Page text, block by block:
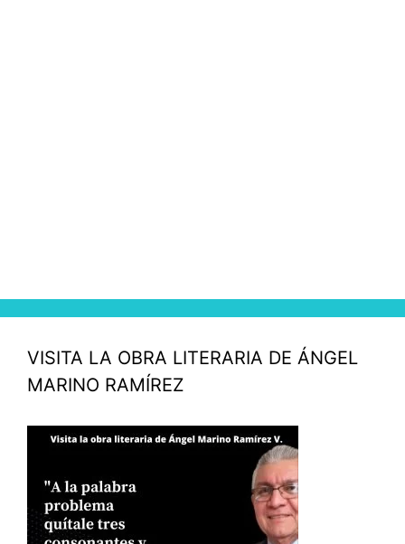
VISITA LA OBRA LITERARIA DE ÁNGEL
MARINO RAMÍREZ